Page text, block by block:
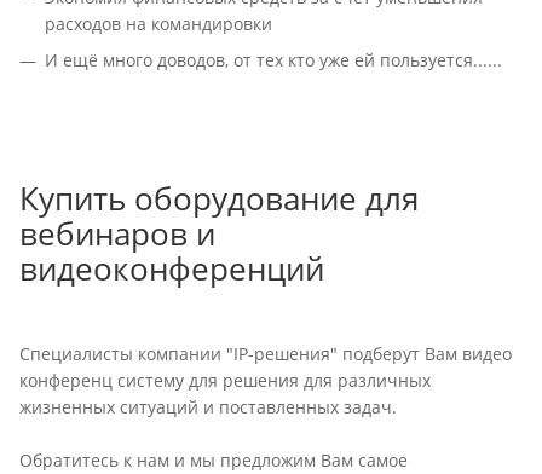
расходов на командировки
И ещё много доводов, от тех кто уже ей пользуется......
Купить оборудование для
вебинаров и
видеоконференций
Специалисты компании "IP-решения" подберут Вам видео
конференц систему для решения для различных
жизненных ситуаций и поставленных задач.
Обратитесь к нам и мы предложим Вам самое